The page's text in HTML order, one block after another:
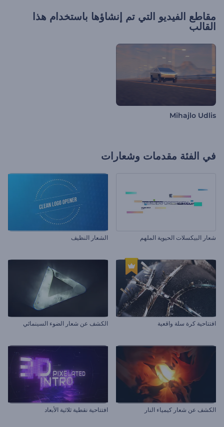
مقاطع الفيديو التي تم إنشاؤها باستخدام هذا
القالب
Mihajlo Udlis
في الفئة مقدمات وشعارات
شعار البيكسلات الحيوية الملهم الشعار النظيف
افتتاحية كرة سلة واقعية الكشف عن شعار الضوء السينمائي
الكشف عن شعار كيمياء النار افتتاحية نقطية ثلاثية الأبعاد